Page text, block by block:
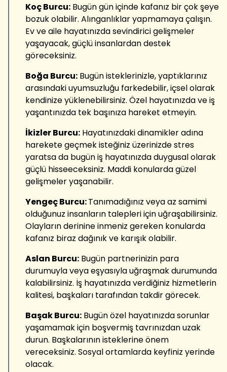
Koç Burcu: Bugün gün içinde kafanız bir çok şeye
bozuk olabilir. Alınganlıklar yapmamaya çalışın.
Ev ve aile hayatınızda sevindirici gelişmeler
yaşayacak, güçlü insanlardan destek
göreceksiniz.
Boğa Burcu: Bugün isteklerinizle, yaptıklarınız
arasındaki uyumsuzluğu farkedebilir, içsel olarak
kendinize yüklenebilirsiniz. Özel hayatınızda ve iş
yaşantınızda tek başınıza hareket etmeyin.
İkizler Burcu: Hayatınızdaki dinamikler adına
harekete geçmek isteğiniz üzerinizde stres
yaratsa da bugün iş hayatınızda duygusal olarak
güçlü hisseeceksiniz. Maddi konularda güzel
gelişmeler yaşanabilir.
Yengeç Burcu:Tanımadığınız veya az samimi
olduğunuz insanların talepleri için uğraşabilirsiniz.
Olayların derinine inmeniz gereken konularda
kafanız biraz dağınık ve karışık olabilir.
Aslan Burcu: Bugün partnerinizin para
durumuyla veya eşyasıyla uğraşmak durumunda
kalabilirsiniz. İş hayatınızda verdiğiniz hizmetlerin
kalitesi, başkaları tarafından takdir görecek.
Başak Burcu: Bugün özel hayatınızda sorunlar
yaşamamak için boşvermiş tavrınızdan uzak
durun. Başkalarının isteklerine önem
vereceksiniz. Sosyal ortamlarda keyfiniz yerinde
olacak.